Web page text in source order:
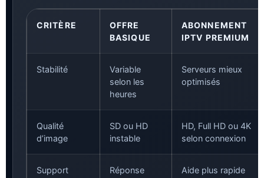
CRITÈRE
OFFRE
BASIQUE
ABONNEMENT
IPTV PREMIUM
Stabilité
Variable
selon les
heures
Serveurs mieux
optimisés
Qualité
d’image
SD ou HD
instable
HD, Full HD ou 4K
selon connexion
Support
Réponse
Aide plus rapide